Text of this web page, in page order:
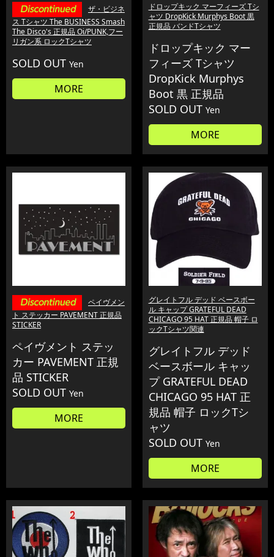
ザ・ビジネ
ス Tシャツ The BUSINESS Smash
The Disco's 正規品 Oi/PUNK,フー
リガン系 ロックTシャツ
SOLD OUT Yen
MORE
ドロップキック マーフィーズ Tシ
ャツ DropKick Murphys Boot 黒
正規品 バンドTシャツ
ドロップキック マー
フィーズ Tシャツ
DropKick Murphys
Boot 黒 正規品
SOLD OUT Yen
MORE
ペイヴメン
ト ステッカー PAVEMENT 正規品
STICKER
ペイヴメント ステッ
カー PAVEMENT 正規
品 STICKER
SOLD OUT Yen
MORE
グレイトフル デッド ベースボー
ル キャップ GRATEFUL DEAD
CHICAGO 95 HAT 正規品 帽子 ロ
ックTシャツ関連
グレイトフル デッド
ベースボール キャッ
プ GRATEFUL DEAD
CHICAGO 95 HAT 正
規品 帽子 ロックTシ
ャツ
SOLD OUT Yen
MORE